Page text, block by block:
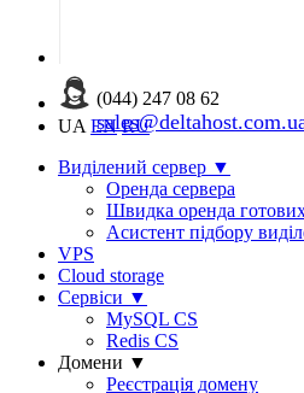
(044) 247 08 62
UA EN RU
Виділений сервер ▼
Оренда сервера
Швидка оренда готових
Асистент підбору
VPS
Cloud storage
Сервіси ▼
MySQL CS
Redis CS
Домени ▼
Реєстрація домену